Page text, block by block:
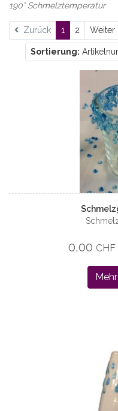
190° Schmelztemperatur
Zurück 1 2 Weiter
Sortierung:
0,00 CHF